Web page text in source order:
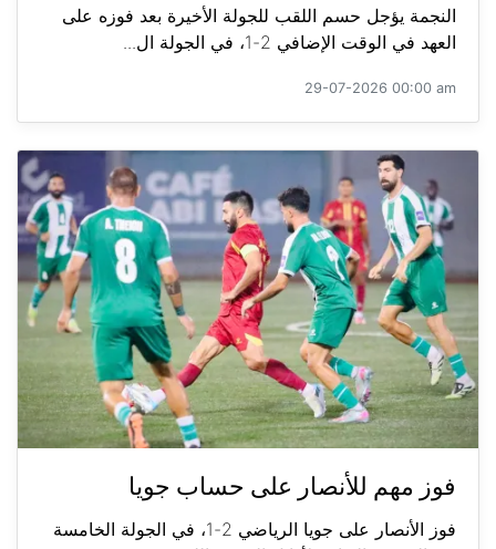
النجمة يؤجل حسم اللقب للجولة الأخيرة بعد فوزه على
العهد في الوقت الإضافي 2-1، في الجولة ال...
29-07-2026 00:00 am
فوز مهم للأنصار على حساب جويا
فوز الأنصار على جويا الرياضي 2-1، في الجولة الخامسة